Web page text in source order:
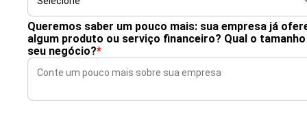
Queremos saber um pouco mais: sua empresa já
algum produto ou serviço financeiro? Qual o
seu negócio?*